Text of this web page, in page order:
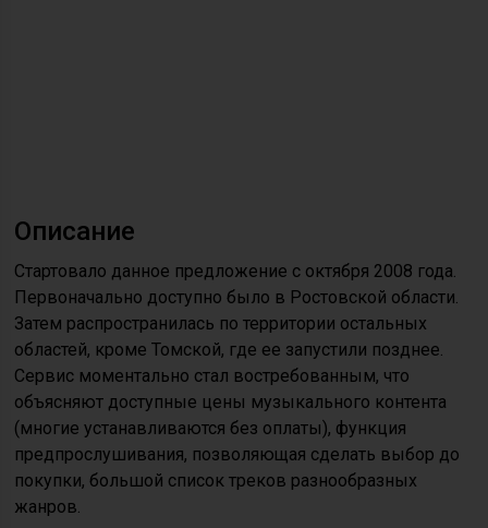
Описание
Стартовало данное предложение с октября 2008 года.
Первоначально доступно было в Ростовской области.
Затем распространилась по территории остальных
областей, кроме Томской, где ее запустили позднее.
Сервис моментально стал востребованным, что
объясняют доступные цены музыкального контента
(многие устанавливаются без оплаты), функция
предпрослушивания, позволяющая сделать выбор до
покупки, большой список треков разнообразных
жанров.